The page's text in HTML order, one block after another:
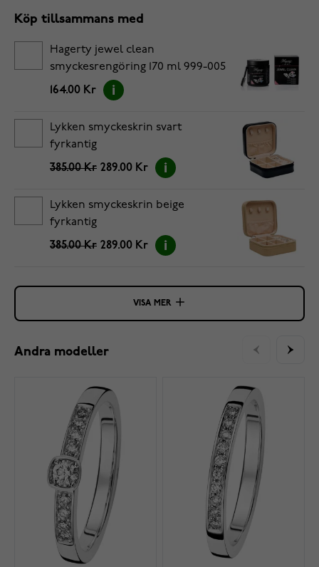
Köp tillsammans med
Hagerty jewel clean
smyckesrengöring 170 ml 999-005
164.00 Kr
Lykken smyckeskrin svart
fyrkantig
385.00 Kr 289.00 Kr
Lykken smyckeskrin beige
fyrkantig
385.00 Kr 289.00 Kr
VISA MER
Andra modeller